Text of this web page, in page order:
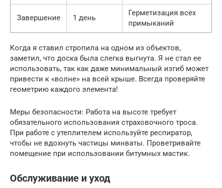
Завершение 1 день
Герметизация всех
примыканий
Когда я ставил стропила на одном из объектов,
заметил, что доска была слегка выгнута. Я не стал ее
использовать, так как даже минимальный изгиб может
привести к «волне» на всей крыше. Всегда проверяйте
геометрию каждого элемента!
Меры безопасности: Работа на высоте требует
обязательного использования страховочного троса.
При работе с утеплителем используйте респиратор,
чтобы не вдохнуть частицы минваты. Проветривайте
помещение при использовании битумных мастик.
Обслуживание и уход